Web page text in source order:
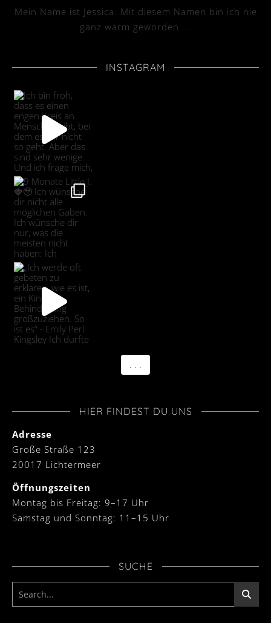
Mein Name ist Jessica. Mit diesem Namen bin ich nie
ganz warm geworden ...
INSTAGRAM
HIER FINDEST DU UNS
Adresse
Große Straße 123
20017 Lichtermeer
Öffnungszeiten
Montag bis Freitag: 9–17 Uhr
Samstag und Sonntag: 11–15 Uhr
SUCHE